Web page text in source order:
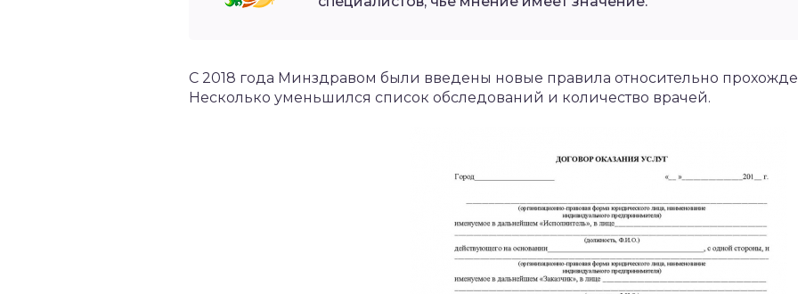
С 2018 года Минздравом были введены новые правила относительно
Несколько уменьшился список обследований и количество врачей.